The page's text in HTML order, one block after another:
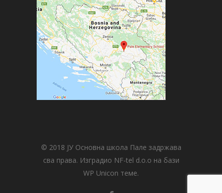
© 2018 ЈУ Основна школа Пале задржава
сва права. Изградио NF-tel d.o.o на бази
WP Unicon теме.